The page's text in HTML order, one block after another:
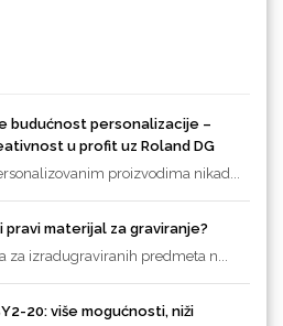
budućnost personalizacije –
u profit uz Roland DG
proizvodima nikad...
pravi materijal za graviranje?
za izradugraviranih predmeta n...
20: više mogućnosti, niži